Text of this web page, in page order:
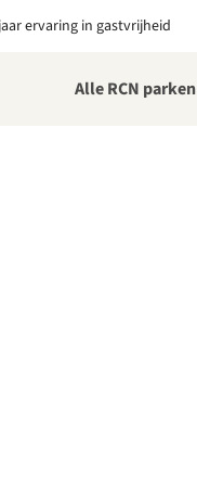
ervaring in gastvrijheid
Alle RCN parken